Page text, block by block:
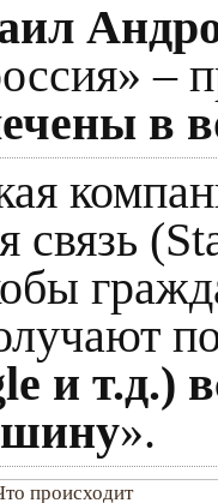
–
в
связь
и т.д.)
».